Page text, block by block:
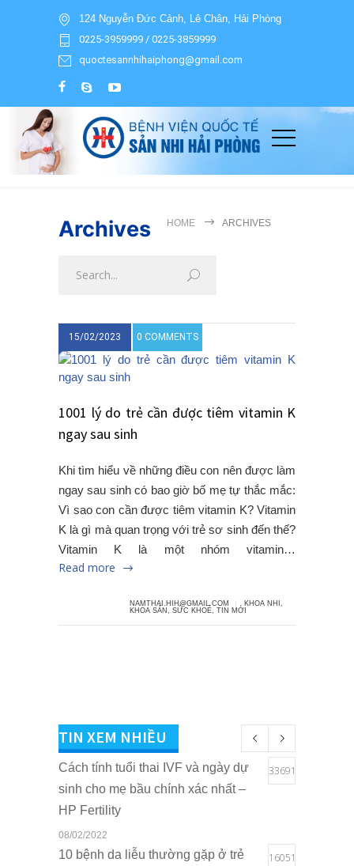
124 Nguyễn Đức Cảnh, Lê Chân, Hải Phòng
0225-3959999 / 0225-3859999
quoctesannhihaiphong@gmail.com
Archives HOME ARCHIVES
15/02/2023 0 COMMENTS
1001 lý do trẻ cần được tiêm vitamin K
ngay sau sinh
Khi tìm hiểu về những điều con nên được làm
ngay sau sinh có bao giờ bố mẹ tự thắc mắc:
Vì sao con cần được tiêm vitamin K? Vitamin
K là gì mà quan trọng với trẻ sơ sinh đến thế?
Vitamin K là một nhóm vitamin…
Read more
NAMTHAI.HIH@GMAIL.COM KHOA NHI ,
KHOA SẢN , SỨC KHOẺ, TIN MỚI
TIN XEM NHIỀU
Cách tính tuổi thai IVF và ngày dự
sinh cho mẹ bầu chính xác nhất –
HP Fertility
33691
08/02/2022
10 bệnh da liễu thường gặp ở trẻ
16051